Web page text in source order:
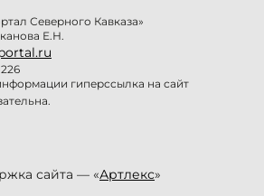
Северного Кавказа»
Е.Н.
гиперссылка на сайт
сайта — «Артлекс»